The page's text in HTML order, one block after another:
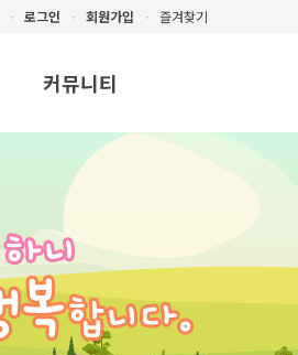
ㆍ 로그인 ㆍ 회원가입 ㆍ 즐겨찾기
커뮤니티
공지사항/뉴스
일반자료실
사진자료실
자유게시판